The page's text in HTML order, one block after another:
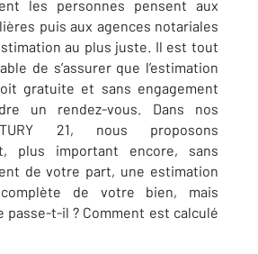
les personnes pensent aux
puis aux agences notariales
au plus juste. Il est tout
de s’assurer que l’estimation
gratuite et sans engagement
un rendez-vous. Dans nos
21, nous proposons
plus important encore, sans
de votre part, une estimation
de votre bien, mais
passe-t-il ? Comment est calculé